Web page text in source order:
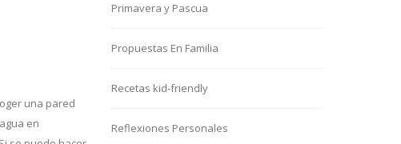
una pared
en
Primavera y Pascua
Propuestas En Familia
Recetas kid-friendly
Reflexiones Personales